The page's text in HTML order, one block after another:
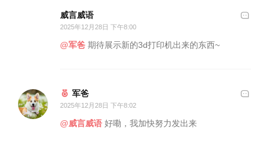
威言威语
2025年12月28日 下午8:00
@军爸 期待展示新的3d打印机出来的东西~
军爸
2025年12月28日 下午8:02
@威言威语 好嘞，我加快努力发出来